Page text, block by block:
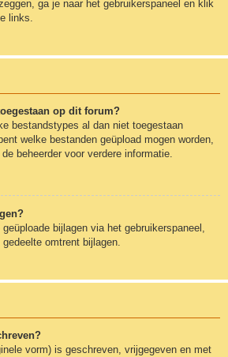
ga je naar het gebruikerspaneel en klik
links.
op dit forum?
bestandstypes al dan niet toegestaan
welke bestanden geüpload mogen worden,
beheerder voor verdere informatie.
bijlagen via het gebruikerspaneel,
omtrent bijlagen.
vorm) is geschreven, vrijgegeven en met